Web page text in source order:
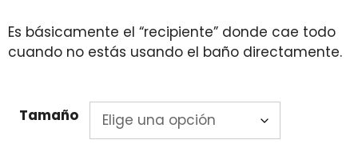
Es básicamente el “recipiente” donde cae todo
cuando no estás usando el baño directamente.
Tamaño